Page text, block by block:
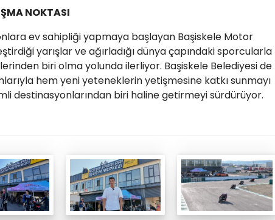
NOKTASI
ev sahipliği yapmaya başlayan Başiskele Motor
yarışlar ve ağırladığı dünya çapındaki sporcularla
biri olma yolunda ilerliyor. Başiskele Belediyesi de
hem yeni yeteneklerin yetişmesine katkı sunmayı
destinasyonlarından biri haline getirmeyi sürdürüyor.